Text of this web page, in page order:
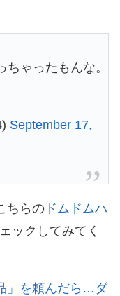
ゃったもんな。
September 17,
ちらの ドムドムハ
ックしてみてく
」を頼んだら…ダ